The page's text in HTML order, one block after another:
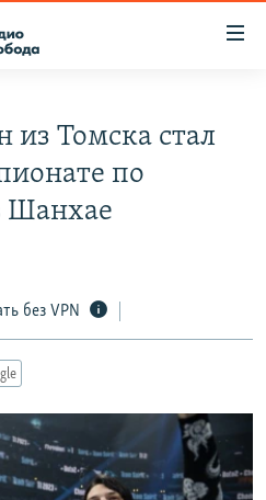
из Томска стал
по
Шанхае
без VPN